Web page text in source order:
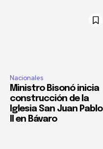
Nacionales
Ministro Bisonó inicia
construcción de la
Iglesia San Juan Pablo
II en Bávaro